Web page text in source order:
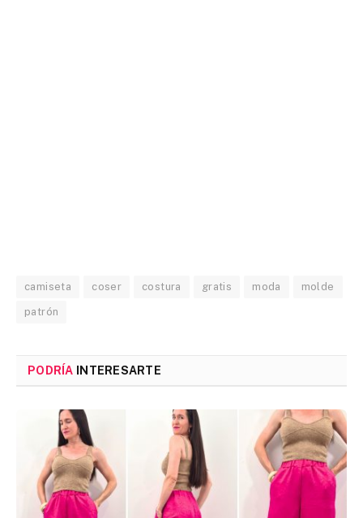
camiseta coser costura gratis moda molde
patrón
PODRÍA INTERESARTE